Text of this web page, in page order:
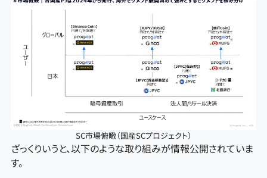
SC市場俯瞰（国産SCプロジェクト）
ざっくりいうと、以下のような取り組みが情報公開されていま
す。